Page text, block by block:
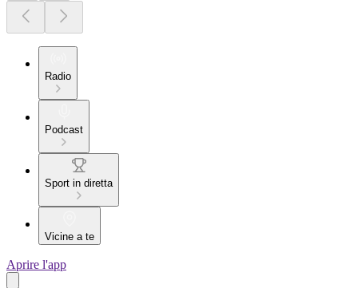
Radio
Podcast
Sport in diretta
Vicine a te
Aprire l'app